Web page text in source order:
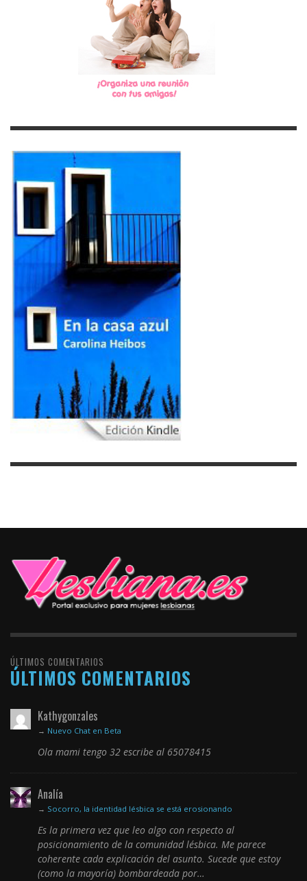
ÚLTIMOS COMENTARIOS
ÚLTIMOS COMENTARIOS
Kathygonzales
→ Nuevo Chat en Beta
Ola mami tengo 32 escribe al 65078415
Analía
→ Socorro, la identidad lésbica se está erosionando
Es la primera vez que leo algo con respecto al
posicionamiento de la comunidad lésbica. Me parece
coherente cada explicación del asunto. Sucede que estoy
(como la mayoría) bombardeada por…